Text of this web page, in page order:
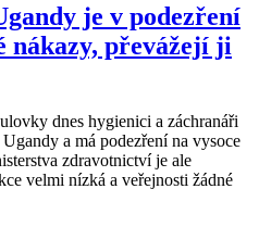
je v podezření
nákazy, převážejí ji
dnes hygienici a záchranáři
a má podezření na vysoce
zdravotnictví je ale
velmi nízká a veřejnosti žádné